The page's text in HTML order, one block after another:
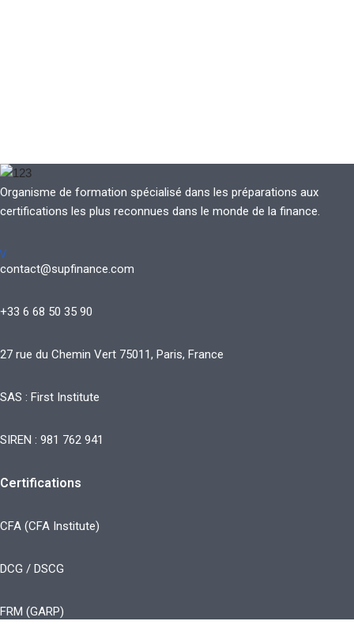
Organisme de formation spécialisé dans les préparations aux
certifications les plus reconnues dans le monde de la finance.
contact@supfinance.com
+33 6 68 50 35 90
27 rue du Chemin Vert 75011, Paris, France
SAS : First Institute
SIREN : 981 762 941
Certifications
CFA (CFA Institute)
DCG / DSCG
FRM (GARP)